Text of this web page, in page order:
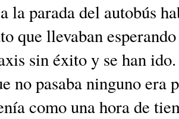
la parada del autobús
que llevaban
sin éxito y se han
no pasaba ninguno era
como una hora de